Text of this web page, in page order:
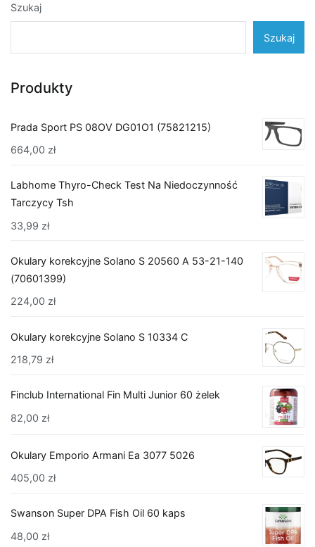
Szukaj
Szukaj
Produkty
Prada Sport PS 08OV DG01O1 (75821215)
664,00 zł
Labhome Thyro-Check Test Na Niedoczynność
Tarczycy Tsh
33,99 zł
Okulary korekcyjne Solano S 20560 A 53-21-140
(70601399)
224,00 zł
Okulary korekcyjne Solano S 10334 C
218,79 zł
Finclub International Fin Multi Junior 60 żelek
82,00 zł
Okulary Emporio Armani Ea 3077 5026
405,00 zł
Swanson Super DPA Fish Oil 60 kaps
48,00 zł